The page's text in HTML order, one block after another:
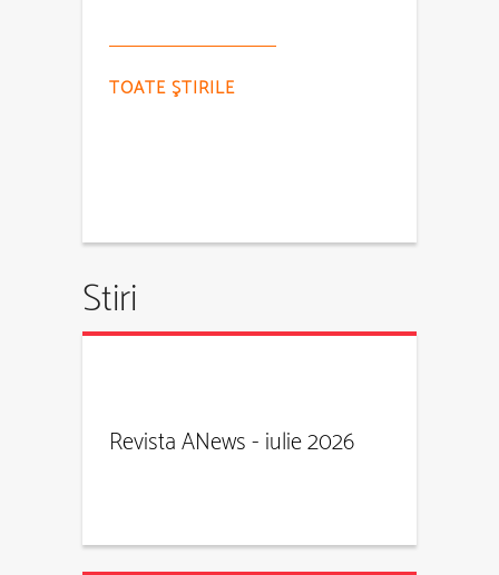
TOATE ŞTIRILE
Stiri
Revista ANews - iulie 2026